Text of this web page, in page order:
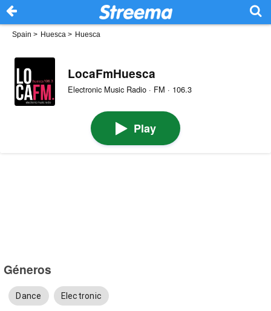
Spain > Huesca > Huesca
LocaFmHuesca
Electronic Music Radio · FM · 106.3
Play
Géneros
Dance Electronic